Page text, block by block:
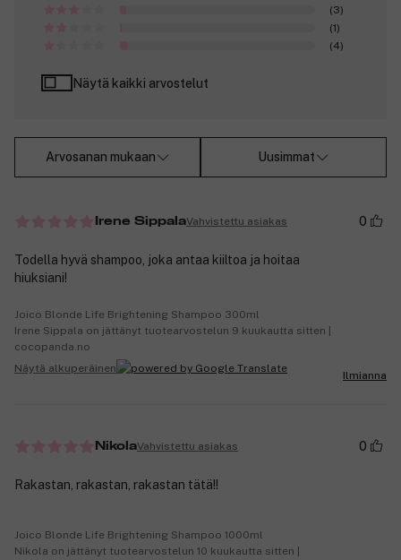
(3)
(1)
(4)
Näytä kaikki arvostelut
Arvosanan mukaan Uusimmat
Irene SippalaVahvistettu asiakas 0
Todella hyvä shampoo, joka antaa kiiltoa ja hoitaa
hiuksiani!
Joico Blonde Life Brightening Shampoo 300ml
Irene Sippala on jättänyt tuotearvostelun 9 kuukautta sitten |
cocopanda.no
Näytä alkuperäinen
Ilmianna
NikolaVahvistettu asiakas 0
Rakastan, rakastan, rakastan tätä!!
Joico Blonde Life Brightening Shampoo 1000ml
Nikola on jättänyt tuotearvostelun 10 kuukautta sitten |